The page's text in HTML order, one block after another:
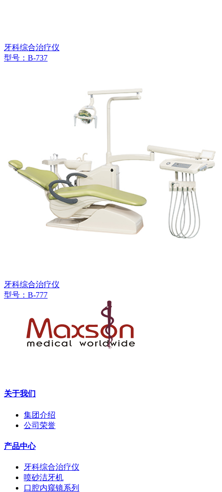
牙科综合治疗仪
型号：B-737
牙科综合治疗仪
型号：B-777
关于我们
集团介绍
公司荣誉
产品中心
牙科综合治疗仪
喷砂洁牙机
口腔内窥镜系列